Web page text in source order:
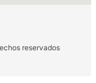
reservados